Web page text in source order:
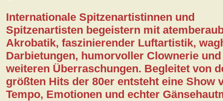
Internationale Spitzenartistinnen und
Spitzenartisten begeistern mit
Akrobatik, faszinierender Luftartistik,
Darbietungen, humorvoller Clownerie
weiteren Überraschungen. Begleitet von
größten Hits der 80er entsteht eine Show
Tempo, Emotionen und echter